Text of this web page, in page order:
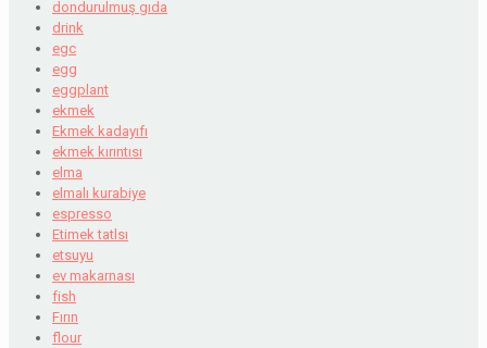
dondurulmuş gıda
drink
egc
egg
eggplant
ekmek
Ekmek kadayıfı
ekmek kırıntısı
elma
elmalı kurabiye
espresso
Etimek tatlsı
etsuyu
ev makarnası
fish
Fırın
flour